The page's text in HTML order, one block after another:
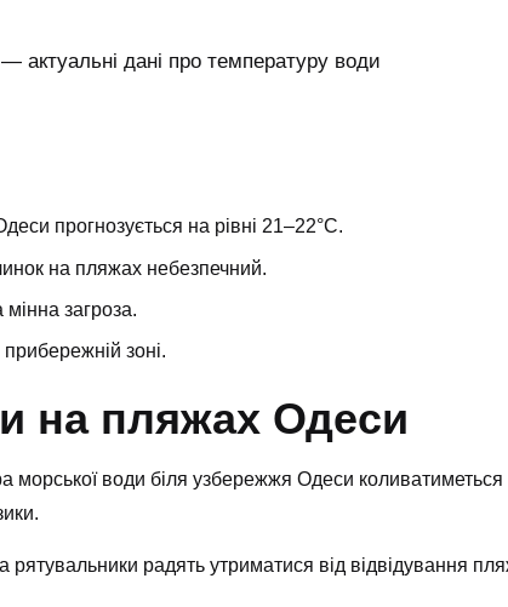
прогнозується на рівні 21–22°С.
на пляжах небезпечний.
загроза.
зоні.
на пляжах Одеси
морської води біля узбережжя Одеси
радять утриматися від відвідування